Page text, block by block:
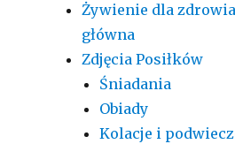
Żywienie dla
główna
Zdjęcia Posiłków
Śniadania
Obiady
Kolacje i